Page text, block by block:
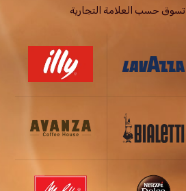
تسوق حسب العلامة التجارية